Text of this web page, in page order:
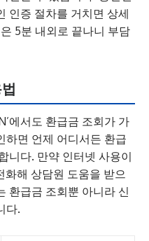
인증 절차를 거치면 상세
5분 내외로 끝나니 부담
에서도 환급금 조회가 가
하면 언제 어디서든 환급
니다. 만약 인터넷 사용이
화해 상담원 도움을 받으
환급금 조회뿐 아니라 신
다.